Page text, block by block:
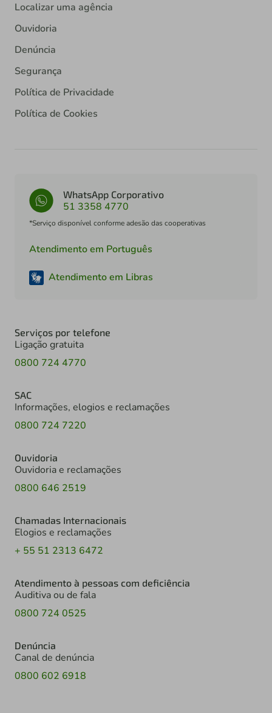
Localizar uma agência
Ouvidoria
Denúncia
Segurança
Política de Privacidade
Política de Cookies
WhatsApp Corporativo
51 3358 4770
*Serviço disponível conforme adesão das cooperativas
Atendimento em Português
Atendimento em Libras
Serviços por telefone
Ligação gratuita
0800 724 4770
SAC
Informações, elogios e reclamações
0800 724 7220
Ouvidoria
Ouvidoria e reclamações
0800 646 2519
Chamadas Internacionais
Elogios e reclamações
+ 55 51 2313 6472
Atendimento à pessoas com deficiência
Auditiva ou de fala
0800 724 0525
Denúncia
Canal de denúncia
0800 602 6918